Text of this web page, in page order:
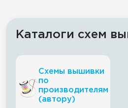
Каталоги схем
Схемы вышивки
по
производителям
(автору)